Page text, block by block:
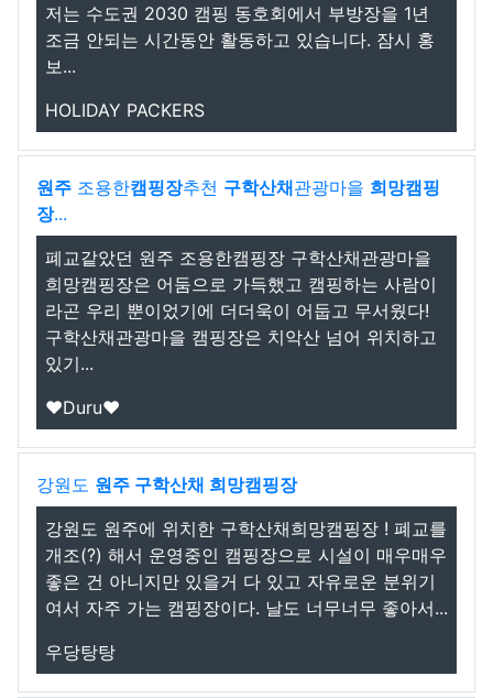
저는 수도권 2030 캠핑 동호회에서 부방장을 1년
조금 안되는 시간동안 활동하고 있습니다. 잠시 홍
보...
HOLIDAY PACKERS
원주 조용한캠핑장추천 구학산채관광마을 희망캠핑
장...
폐교같았던 원주 조용한캠핑장 구학산채관광마을
희망캠핑장은 어둠으로 가득했고 캠핑하는 사람이
라곤 우리 뿐이었기에 더더욱이 어둡고 무서웠다!
구학산채관광마을 캠핑장은 치악산 넘어 위치하고
있기...
♥Duru♥
강원도 원주 구학산채 희망캠핑장
강원도 원주에 위치한 구학산채희망캠핑장 ! 폐교를
개조(?) 해서 운영중인 캠핑장으로 시설이 매우매우
좋은 건 아니지만 있을거 다 있고 자유로운 분위기
여서 자주 가는 캠핑장이다. 날도 너무너무 좋아서...
우당탕탕